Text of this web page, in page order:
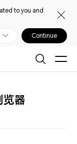
to you and
Continue
览器